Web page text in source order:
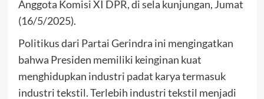
Anggota Komisi XI DPR, di sela kunjungan, Jumat
(16/5/2025).
Politikus dari Partai Gerindra ini mengingatkan
bahwa Presiden memiliki keinginan kuat
menghidupkan industri padat karya termasuk
industri tekstil. Terlebih industri tekstil menjadi